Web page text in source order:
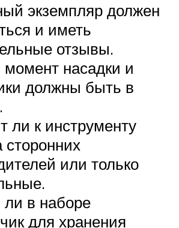
экземпляр должен
и иметь
отзывы.
насадки и
должны быть в
ли к инструменту
сторонних
или только
в наборе
для хранения